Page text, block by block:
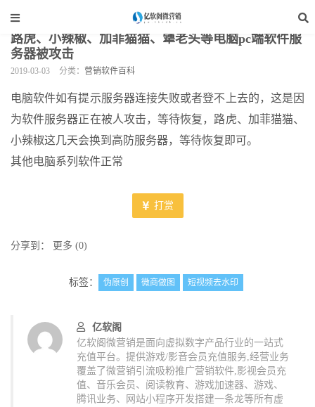
当前位置： 软件资讯 > 营销软件百科
路虎、小辣椒、加菲猫猫、犟老头等电脑pc端软件服
务器被攻击
2019-03-03 分类： 营销软件百科
电脑软件如有提示服务器连接失败或者登不上去的，这是因
为软件服务器正在被人攻击，等待恢复，路虎、加菲猫猫、
小辣椒这几天会换到高防服务器，等待恢复即可。
其他电脑系列软件正常
打赏
分享到： 更多 (0)
标签： 伪原创 微商做图 短视频去水印
亿软阁
亿软阁微营销是面向虚拟数字产品行业的一站式
充值平台。提供游戏/影音会员充值服务,经营业务
覆盖了微营销引流吸粉推广营销软件,影视会员充
值、音乐会员、阅读教育、游戏加速器、游戏、
腾讯业务、网站小程序开发搭建一条龙等所有虚